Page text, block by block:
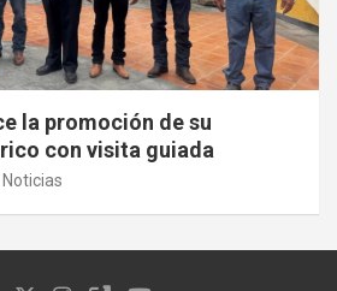
la promoción de su
con visita guiada